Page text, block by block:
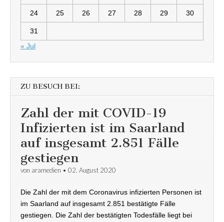
24 25 26 27 28 29 30
31
« Jul
ZU BESUCH BEI:
Zahl der mit COVID-19
Infizierten ist im Saarland
auf insgesamt 2.851 Fälle
gestiegen
von aramedien • 02. August 2020
Die Zahl der mit dem Coronavirus infizierten Personen ist
im Saarland auf insgesamt 2.851 bestätigte Fälle
gestiegen. Die Zahl der bestätigten Todesfälle liegt bei